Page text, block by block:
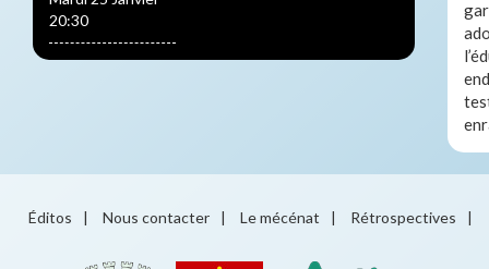
20:30
Éditos | Nous contacter | Le mécénat | Rétrospectives |